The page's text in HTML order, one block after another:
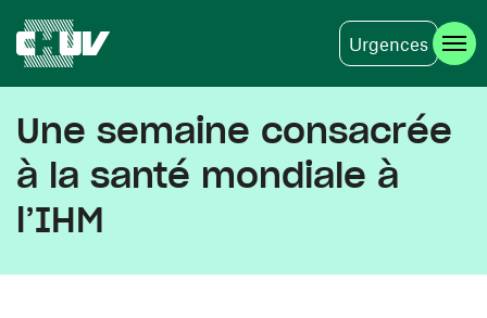
Urgences
Une semaine consacrée
à la santé mondiale à
l’IHM